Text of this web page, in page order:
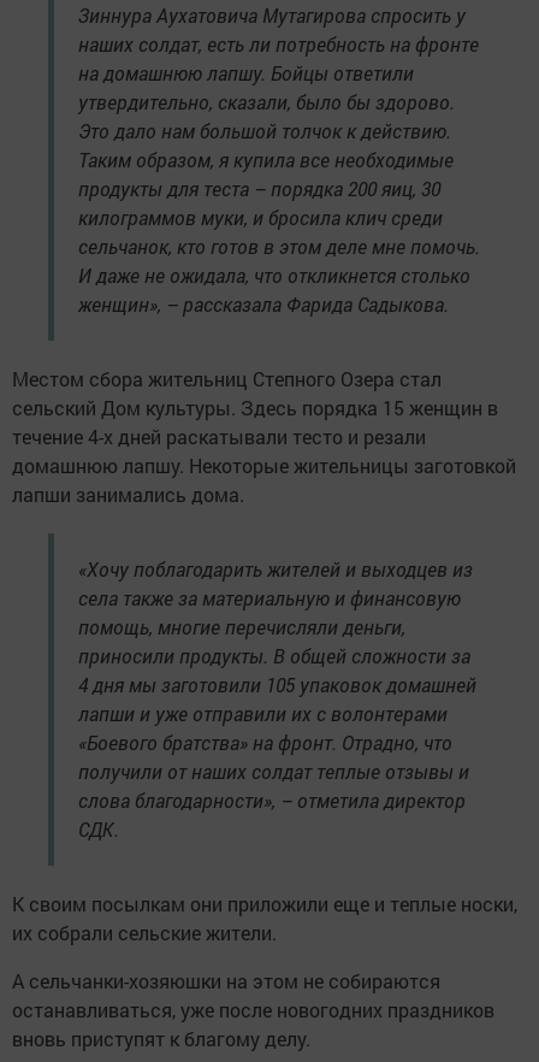
Зиннура Аухатовича Мутагирова спросить у
наших солдат, есть ли потребность на фронте
на домашнюю лапшу. Бойцы ответили
утвердительно, сказали, было бы здорово.
Это дало нам большой толчок к действию.
Таким образом, я купила все необходимые
продукты для теста – порядка 200 яиц, 30
килограммов муки, и бросила клич среди
сельчанок, кто готов в этом деле мне помочь.
И даже не ожидала, что откликнется столько
женщин», – рассказала Фарида Садыкова.
Местом сбора жительниц Степного Озера стал
сельский Дом культуры. Здесь порядка 15 женщин в
течение 4-х дней раскатывали тесто и резали
домашнюю лапшу. Некоторые жительницы заготовкой
лапши занимались дома.
«Хочу поблагодарить жителей и выходцев из
села также за материальную и финансовую
помощь, многие перечисляли деньги,
приносили продукты. В общей сложности за
4 дня мы заготовили 105 упаковок домашней
лапши и уже отправили их с волонтерами
«Боевого братства» на фронт. Отрадно, что
получили от наших солдат теплые отзывы и
слова благодарности», – отметила директор
СДК.
К своим посылкам они приложили еще и теплые носки,
их собрали сельские жители.
А сельчанки-хозяюшки на этом не собираются
останавливаться, уже после новогодних праздников
вновь приступят к благому делу.